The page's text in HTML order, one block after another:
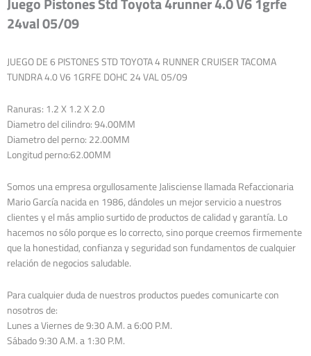
24val 05/09
JUEGO DE 6 PISTONES STD TOYOTA 4 RUNNER CRUISER TACOMA
TUNDRA 4.0 V6 1GRFE DOHC 24 VAL 05/09
Ranuras: 1.2 X 1.2 X 2.0
Diametro del cilindro: 94.00MM
Diametro del perno: 22.00MM
Longitud perno:62.00MM
Somos una empresa orgullosamente Jalisciense llamada Refaccionaria
Mario García nacida en 1986, dándoles un mejor servicio a nuestros
clientes y el más amplio surtido de productos de calidad y garantía. Lo
hacemos no sólo porque es lo correcto, sino porque creemos firmemente
que la honestidad, confianza y seguridad son fundamentos de cualquier
relación de negocios saludable.
Para cualquier duda de nuestros productos puedes comunicarte con
nosotros de:
Lunes a Viernes de 9:30 A.M. a 6:00 P.M.
Sábado 9:30 A.M. a 1:30 P.M.